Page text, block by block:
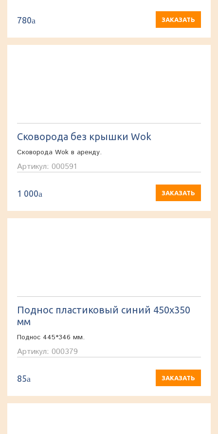
780a ЗАКАЗАТЬ
Сковорода без крышки Wok
Сковорода Wok в аренду.
Артикул: 000591
1 000a ЗАКАЗАТЬ
Поднос пластиковый синий 450x350
мм
Поднос 445*346 мм.
Артикул: 000379
85a ЗАКАЗАТЬ